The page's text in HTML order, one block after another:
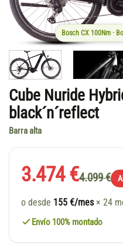
Bosch CX 100Nm ·
Cube Nuride
black´n´reflect
Barra alta
3.474 €4.099 €
o desde 155 €/mes × 24
Envío 100% montado